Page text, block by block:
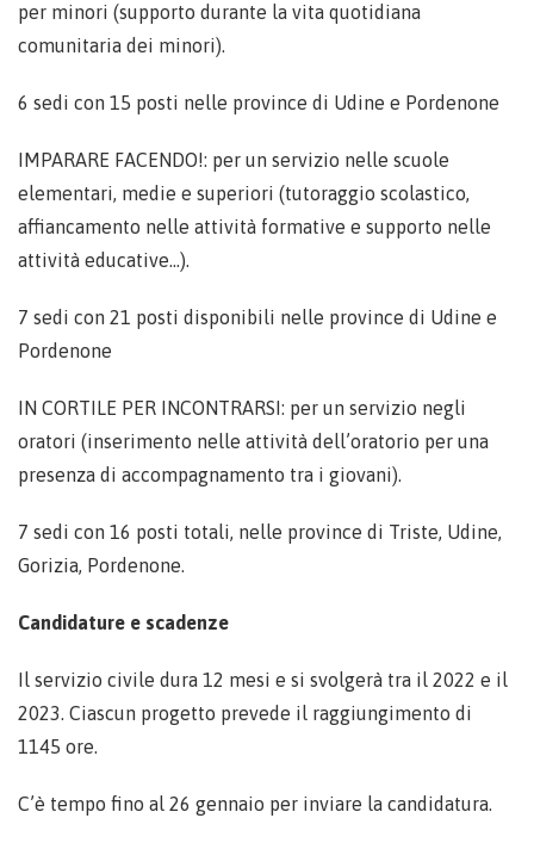
per minori (supporto durante la vita quotidiana
comunitaria dei minori).
6 sedi con 15 posti nelle province di Udine e Pordenone
IMPARARE FACENDO!: per un servizio nelle scuole
elementari, medie e superiori (tutoraggio scolastico,
affiancamento nelle attività formative e supporto nelle
attività educative…).
7 sedi con 21 posti disponibili nelle province di Udine e
Pordenone
IN CORTILE PER INCONTRARSI: per un servizio negli
oratori (inserimento nelle attività dell’oratorio per una
presenza di accompagnamento tra i giovani).
7 sedi con 16 posti totali, nelle province di Triste, Udine,
Gorizia, Pordenone.
Candidature e scadenze
Il servizio civile dura 12 mesi e si svolgerà tra il 2022 e il
2023. Ciascun progetto prevede il raggiungimento di
1145 ore.
C’è tempo fino al 26 gennaio per inviare la candidatura.